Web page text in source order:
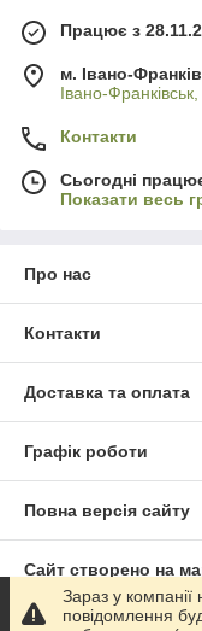
Працює з
м. Івано-
Івано-
Контакти
Сьогодні
Показати весь
Про нас
Контакти
Доставка та оплата
Графік роботи
Повна версія сайту
Сайт створено на
Зараз у
повідомлення